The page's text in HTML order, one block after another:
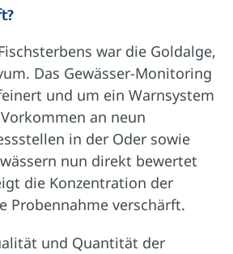
war die Goldalge,
Das Gewässer-Monitoring
und um ein Warnsystem
an neun
in der Oder sowie
nun direkt bewertet
die Konzentration der
Probennahme verschärft.
und Quantität der